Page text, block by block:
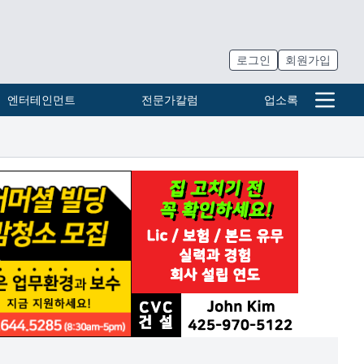
로그인 회원가입
엔터테인먼트 전문가칼럼 업소록